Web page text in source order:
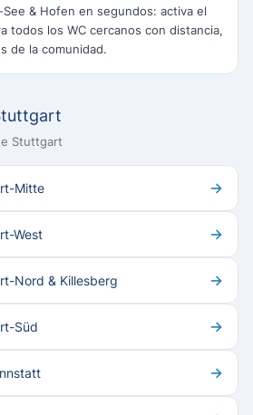
& Hofen en segundos: activa el
todos los WC cercanos con distancia,
de la comunidad.
Stuttgart
Mitte →
West →
Nord & Killesberg →
Süd →
→